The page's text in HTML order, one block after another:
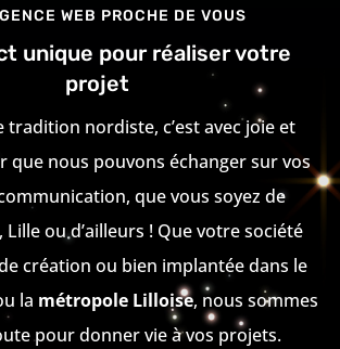
WEB PROCHE DE VOUS
unique pour réaliser votre
projet
tradition nordiste, c’est avec joie et
que nous pouvons échanger sur vos
que vous soyez de
Lille ou d’ailleurs ! Que votre société
création ou bien implantée dans le
la métropole Lilloise, nous sommes
pour donner vie à vos projets.